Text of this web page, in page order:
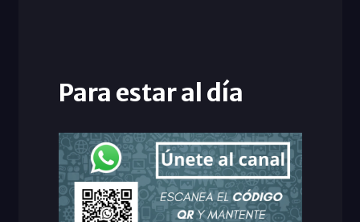
Para estar al día